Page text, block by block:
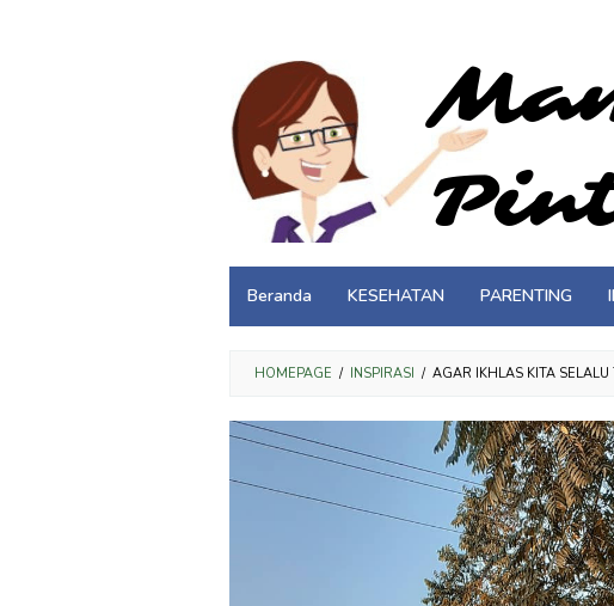
konten
Beranda KESEHATAN PARENTING
HOMEPAGE / INSPIRASI / AGAR IKHLAS KITA